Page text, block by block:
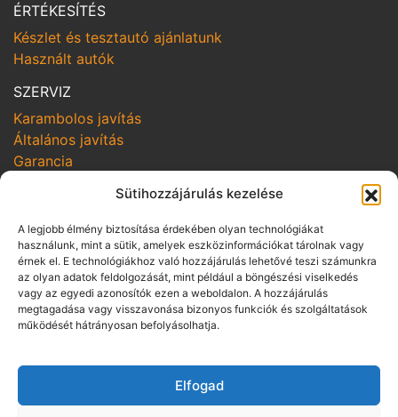
Sütihozzájárulás kezelése
A legjobb élmény biztosítása érdekében olyan technológiákat
használunk, mint a sütik, amelyek eszközinformációkat tárolnak vagy
érnek el. E technológiákhoz való hozzájárulás lehetővé teszi számunkra
az olyan adatok feldolgozását, mint például a böngészési viselkedés
vagy az egyedi azonosítók ezen a weboldalon. A hozzájárulás
megtagadása vagy visszavonása bizonyos funkciók és szolgáltatások
működését hátrányosan befolyásolhatja.
Elfogad
ÉRTÉKESÍTÉS
Készlet és tesztautó ajánlatunk
Használt autók
SZERVIZ
Karambolos javítás
Általános javítás
Garancia
SZOLGÁLTATÁSOK
Online szerviz bejelentkezés
Szerviz kampányok
Hozom-viszem
SZABÁLYZATOK
Adatvédelmi irányelvek
Üzletszabályzat pénzügyi szolgáltatás
Panaszkezelési szabályzat